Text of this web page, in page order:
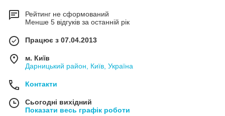
Рейтинг не сформований
Менше 5 відгуків за останній рік
Працює з 07.04.2013
м. Київ
Дарницький район, Київ, Україна
Контакти
Сьогодні вихідний
Показати весь графік роботи